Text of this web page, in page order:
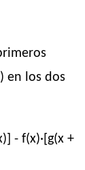
en los dos
- f(x)·[g(x +